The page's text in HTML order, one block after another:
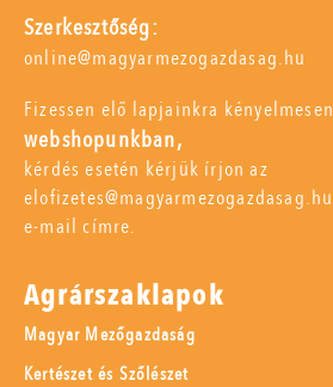
Szerkesztőség:
online@magyarmezogazdasag.hu
Fizessen elő lapjainkra kényelmesen
webshopunkban,
kérdés esetén kérjük írjon az
elofizetes@magyarmezogazdasag.hu
e-mail címre.
Agrárszaklapok
Magyar Mezőgazdaság
Kertészet és Szőlészet